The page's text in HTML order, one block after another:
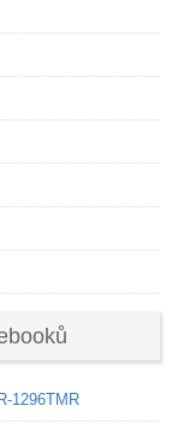
1296TMR